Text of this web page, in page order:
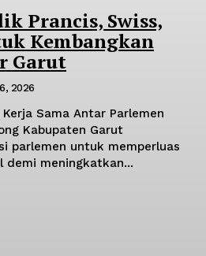
Prancis, Swiss,
Kembangkan
Garut
2026
Sama Antar Parlemen
Kabupaten Garut
parlemen untuk memperluas
demi meningkatkan...